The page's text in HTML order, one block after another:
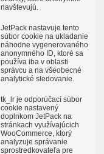
navštevujú.
JetPack nastavuje tento
súbor cookie na ukladanie
náhodne vygenerovaného
anonymného ID, ktoré sa
používa iba v oblasti
správcu a na všeobecné
analytické sledovanie.
tk_lr je odporúčací súbor
cookie nastavený
doplnkom JetPack na
stránkach využívajúcich
WooCommerce, ktorý
analyzuje správanie
sprostredkovateľa pre